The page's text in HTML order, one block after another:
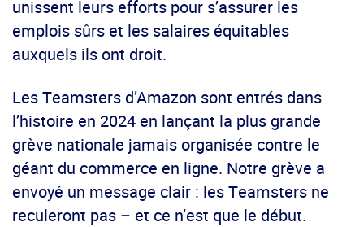
unissent leurs efforts pour s’assurer les
emplois sûrs et les salaires équitables
auxquels ils ont droit.
Les Teamsters d’Amazon sont entrés dans
l’histoire en 2024 en lançant la plus grande
grève nationale jamais organisée contre le
géant du commerce en ligne. Notre grève a
envoyé un message clair : les Teamsters ne
reculeront pas – et ce n’est que le début.